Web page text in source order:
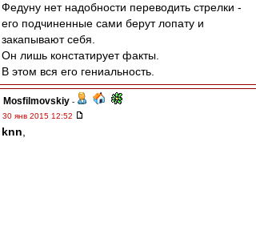
Федуну нет надобности переводить стрелки -
его подчиненные сами берут лопату и
закапывают себя.
Он лишь констатирует факты.
В этом вся его гениальность.
Mosfilmovskiy -
30 янв 2015 12:52
knn